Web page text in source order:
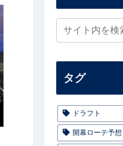
タグ
ドラフト
開幕ローテ予想